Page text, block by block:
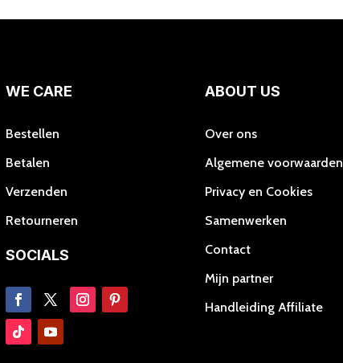
WE CARE
Bestellen
Betalen
Verzenden
Retourneren
SOCIALS
ABOUT US
Over ons
Algemene voorwaarden
Privacy en Cookies
Samenwerken
Contact
Mijn partner
Handleiding Affiliate